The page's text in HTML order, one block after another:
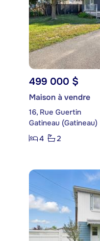
499 000 $
Maison à vendre
16, Rue Guertin
Gatineau (Gatineau)
4
2